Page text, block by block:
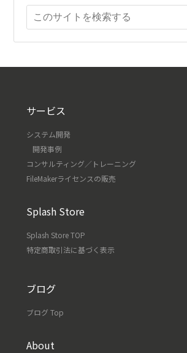
サービス
システム開発
開発事例
コンサルティング／トレーニング
FileMakerライセンスの販売
Splash Store
Splash Store TOP
特定商取引法に基づく表示
ブログ
ブログ Top
About